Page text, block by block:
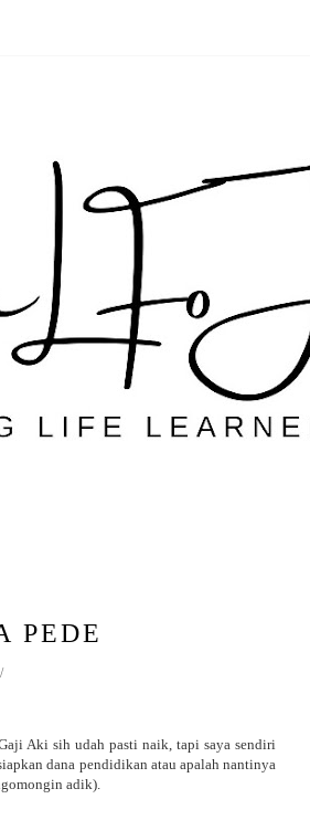
PEDE
Aki sih udah pasti naik, tapi saya sendiri
dana pendidikan atau apalah nantinya
adik).